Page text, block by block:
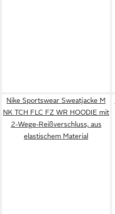
Nike Sportswear Sweatjacke M
NK TCH FLC FZ WR HOODIE mit
2-Wege-Reißverschluss, aus
elastischem Material